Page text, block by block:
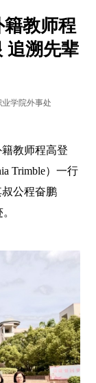
教师程
追溯先辈
学院外事处
教师程高登
Trimble）一行
公程奋鹏